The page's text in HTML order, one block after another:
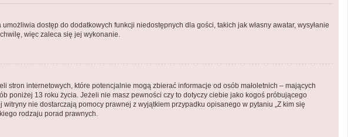
dostęp do dodatkowych funkcji niedostępnych dla gości, takich jak własny awatar, wysyłanie
więc zaleca się jej wykonanie.
stron internetowych, które potencjalnie mogą zbierać informacje od osób małoletnich – mających
13 roku życia. Jeżeli nie masz pewności czy to dotyczy ciebie jako kogoś próbującego
nie dostarczają pomocy prawnej z wyjątkiem przypadku opisanego w pytaniu „Z kim się
rodzaju porad prawnych.